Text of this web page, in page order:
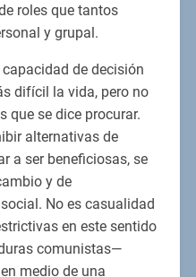
roles que tantos
y grupal.
de decisión
difícil la vida, pero no
que se dice procurar.
alternativas de
a ser beneficiosas, se
y de
No es casualidad
en este sentido
comunistas—
medio de una